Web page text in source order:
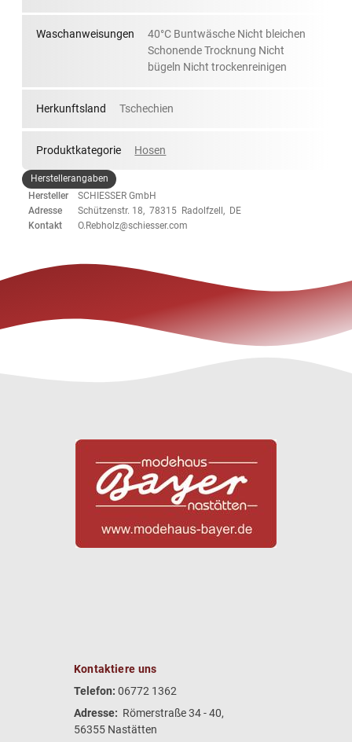
Waschanweisungen
40°C Buntwäsche Nicht bleichen
Schonende Trocknung Nicht
bügeln Nicht trockenreinigen
Herkunftsland Tschechien
Produktkategorie Hosen
Herstellerangaben
Hersteller
SCHIESSER GmbH
Adresse
Schützenstr. 18, 78315 Radolfzell, DE
Kontakt
O.Rebholz@schiesser.com
Kontaktiere uns
Telefon: 06772 1362
Adresse: Römerstraße 34 - 40,
56355 Nastätten